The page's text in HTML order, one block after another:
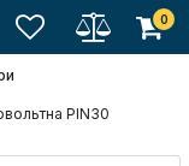
0
PIN30